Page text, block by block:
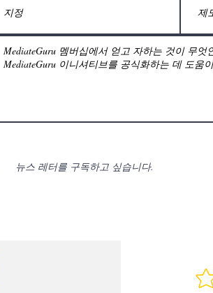
뉴스 레터를 구독하고 싶습니다.